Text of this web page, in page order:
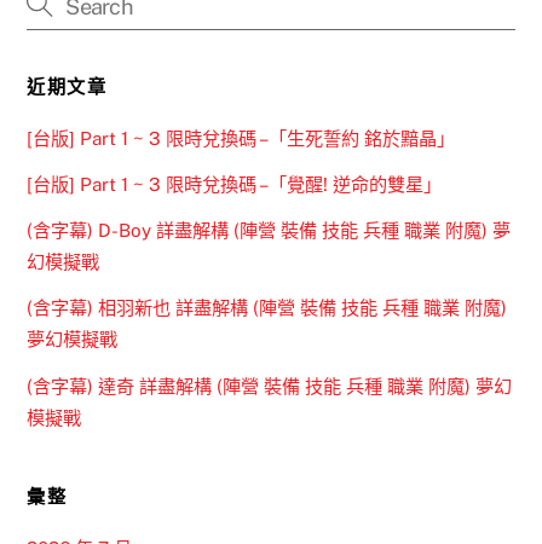
近期文章
[台版] Part 1 ~ 3 限時兌換碼 –「生死誓約 銘於黯晶」
[台版] Part 1 ~ 3 限時兌換碼 –「覺醒! 逆命的雙星」
(含字幕) D-Boy 詳盡解構 (陣營 裝備 技能 兵種 職業 附魔) 夢
幻模擬戰
(含字幕) 相羽新也 詳盡解構 (陣營 裝備 技能 兵種 職業 附魔)
夢幻模擬戰
(含字幕) 達奇 詳盡解構 (陣營 裝備 技能 兵種 職業 附魔) 夢幻
模擬戰
彙整